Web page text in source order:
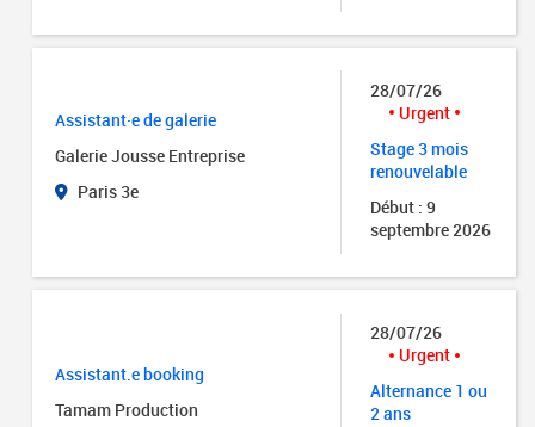
Assistant·e de galerie
Galerie Jousse Entreprise
Paris 3e
28/07/26
Urgent
Stage 3 mois
renouvelable
Début : 9
septembre 2026
Assistant.e booking
Tamam Production
28/07/26
Urgent
Alternance 1 ou
2 ans